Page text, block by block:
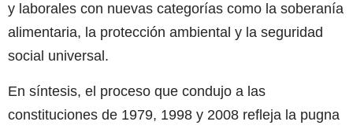
y laborales con nuevas categorías como la soberanía
alimentaria, la protección ambiental y la seguridad
social universal.
En síntesis, el proceso que condujo a las
constituciones de 1979, 1998 y 2008 refleja la pugna